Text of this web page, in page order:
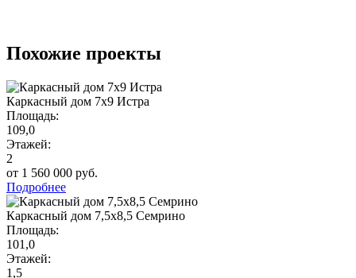
Похожие проекты
Каркасный дом 7х9 Истра
Площадь:
109,0
Этажей:
2
от 1 560 000 руб.
Подробнее
Каркасный дом 7,5х8,5 Семрино
Площадь:
101,0
Этажей:
1,5